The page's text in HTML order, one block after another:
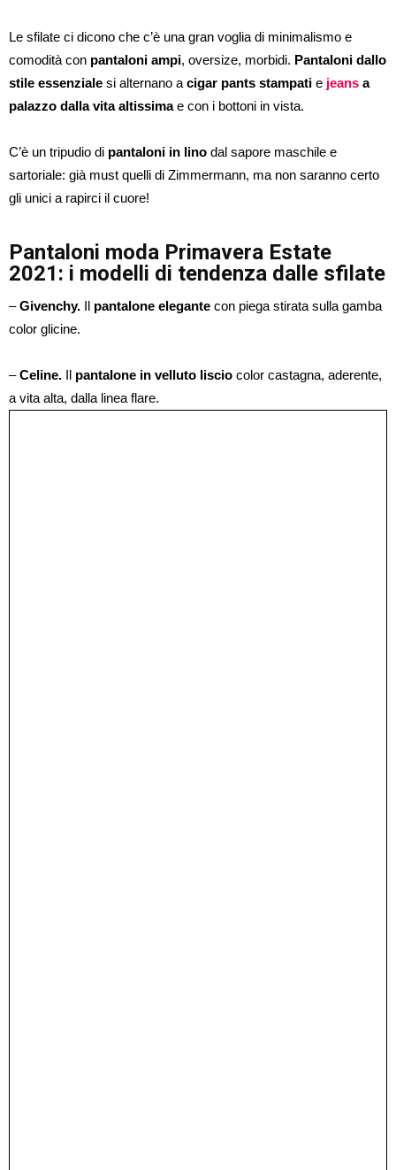
Le sfilate ci dicono che c’è una gran voglia di minimalismo e
comodità con pantaloni ampi, oversize, morbidi. Pantaloni dallo
stile essenziale si alternano a cigar pants stampati e jeans a
palazzo dalla vita altissimae con i bottoni in vista.
C’è un tripudio di pantaloni in lino dal sapore maschile e
sartoriale: già must quelli di Zimmermann, ma non saranno certo
gli unici a rapirci il cuore!
Pantaloni moda Primavera Estate
2021: i modelli di tendenza dalle sfilate
–Givenchy. Il pantalone elegante con piega stirata sulla gamba
color glicine.
–Celine. Il pantalone in velluto liscio color castagna, aderente,
a vita alta, dalla linea flare.